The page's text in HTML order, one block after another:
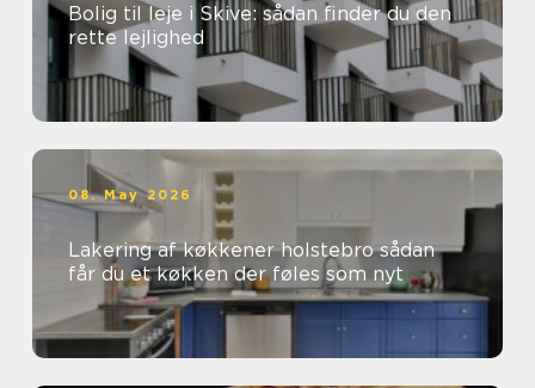
Bolig til leje i Skive: sådan finder du den
rette lejlighed
08. May 2026
Lakering af køkkener holstebro sådan
får du et køkken der føles som nyt